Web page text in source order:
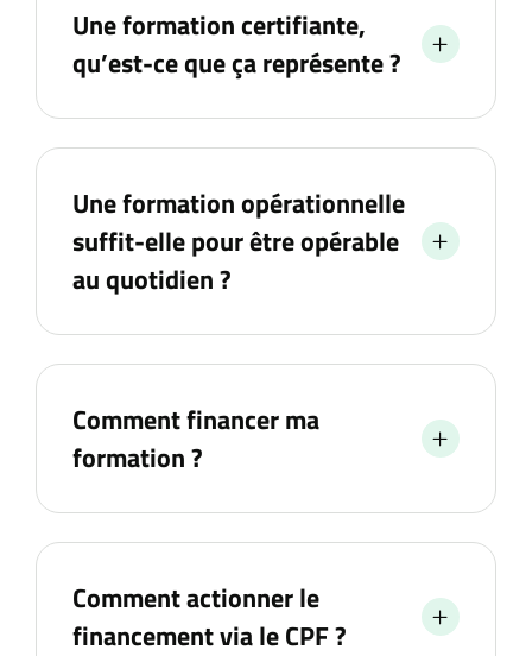
Une formation certifiante,
qu’est-ce que ça représente ?
Une formation opérationnelle
suffit-elle pour être opérable
au quotidien ?
Comment financer ma
formation ?
Comment actionner le
financement via le CPF ?